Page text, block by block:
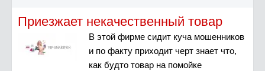
Приезжает некачественный товар
В этой фирме сидит куча мошенников
и по факту приходит черт знает что,
как будто товар на помойке